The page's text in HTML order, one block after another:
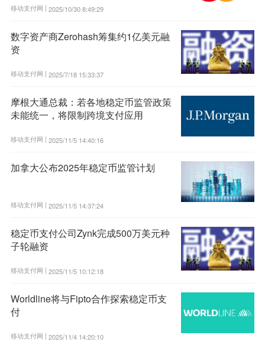
移动支付网 | 2025/10/30 8:49:29
数字资产商Zerohash筹集约1亿美元融
资
移动支付网 | 2025/7/18 15:33:37
摩根大通总裁：若各地稳定币监管政策
未能统一，将限制跨境支付应用
移动支付网 | 2025/11/5 14:40:16
加拿大公布2025年稳定币监管计划
移动支付网 | 2025/11/5 14:37:24
稳定币支付公司Zynk完成500万美元种
子轮融资
移动支付网 | 2025/11/5 10:12:18
Worldline将与Fipto合作探索稳定币支
付
移动支付网 | 2025/11/4 14:20:10